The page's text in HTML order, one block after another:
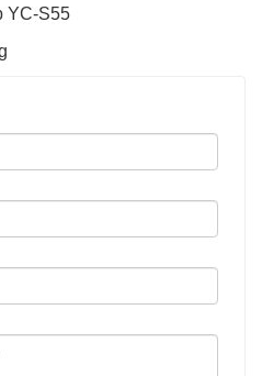
YC-S55